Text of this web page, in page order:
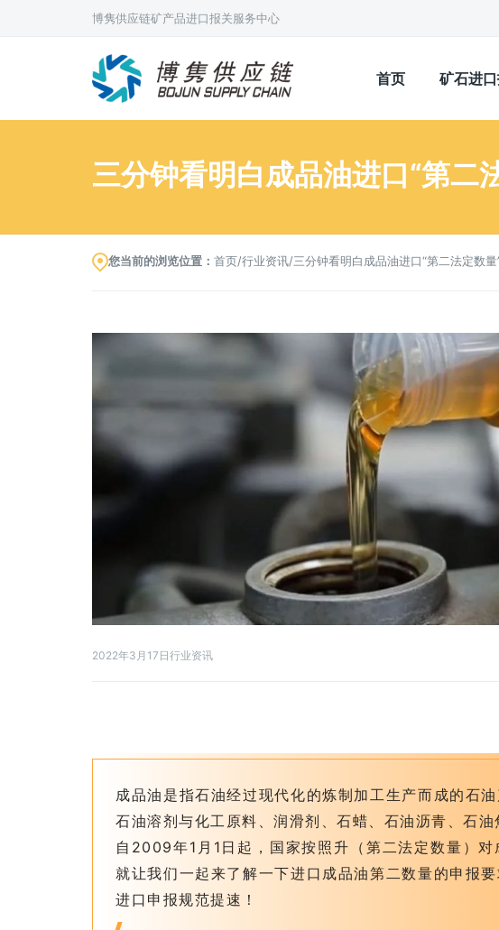
博隽供应链矿产品进口报关服务中心
首页 矿石进
三分钟看明白成品油进口“第二
您当前的浏览位置： 首页/行业资讯/三分钟看明白成品油进口“第二法定数
2022年3月17日行业资讯
成品油是指石油经过现代化的炼制加工生产而成的石
石油溶剂与化工原料、润滑剂、石蜡、石油沥青、石油
自2009年1月1日起，国家按照升（第二法定数量）对
就让我们一起来了解一下进口成品油第二数量的申报
进口申报规范提速！